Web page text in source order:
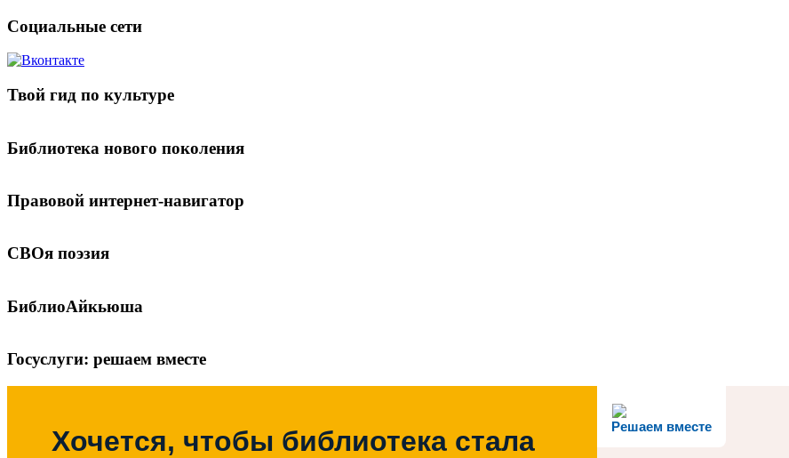
Социальные сети
Твой гид по культуре
Библиотека нового поколения
Правовой интернет-навигатор
СВОя поэзия
БиблиоАйкьюша
Госуслуги: решаем вместе
Решаем вместе
Хочется, чтобы библиотека стала